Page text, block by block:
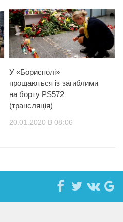
У «Борисполі»
прощаються із загиблими
на борту PS572
(трансляція)
20.01.2020 В 08:06